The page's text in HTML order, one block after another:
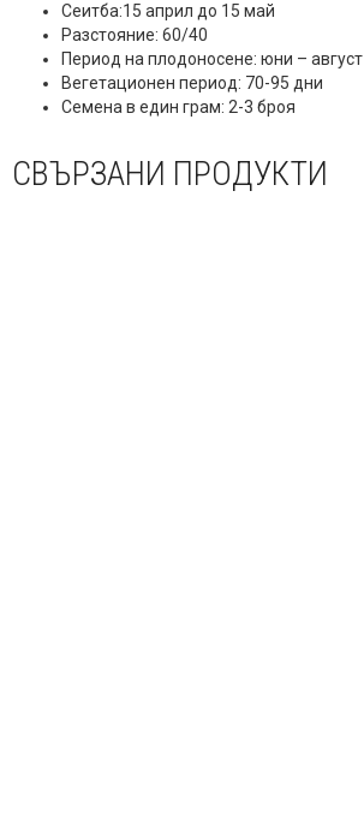
Сеитба:15 април до 15 май
Разстояние: 60/40
Период на плодоносене: юни – август
Вегетационен период: 70-95 дни
Семена в един грам: 2-3 броя
СВЪРЗАНИ ПРОДУКТИ